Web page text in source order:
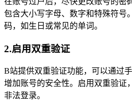
包含大小写字母、数字和特殊符号
码，如生日或常见的单词。
2.启用双重验证
B站提供双重验证功能，可以通过
增加账号的安全性。启用双重验证
非法登录。